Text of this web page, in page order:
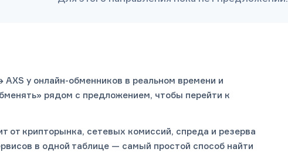
у онлайн-обменников в реальном времени и
рядом с предложением, чтобы перейти к
от крипторынка, сетевых комиссий, спреда и резерва
в одной таблице — самый простой способ найти